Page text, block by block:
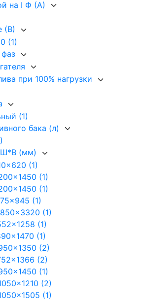
на I Ф (А)
(В)
(1)
при 100% нагрузки
(1)
бака (л)
(мм)
(1)
(1)
(1)
(1)
(1)
(1)
(1)
(2)
(2)
(1)
(2)
(1)